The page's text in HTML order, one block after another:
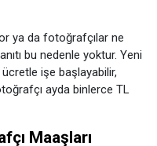
ya da fotoğrafçılar ne
bu nedenle yoktur. Yeni
işe başlayabilir,
ayda binlerce TL
Maaşları